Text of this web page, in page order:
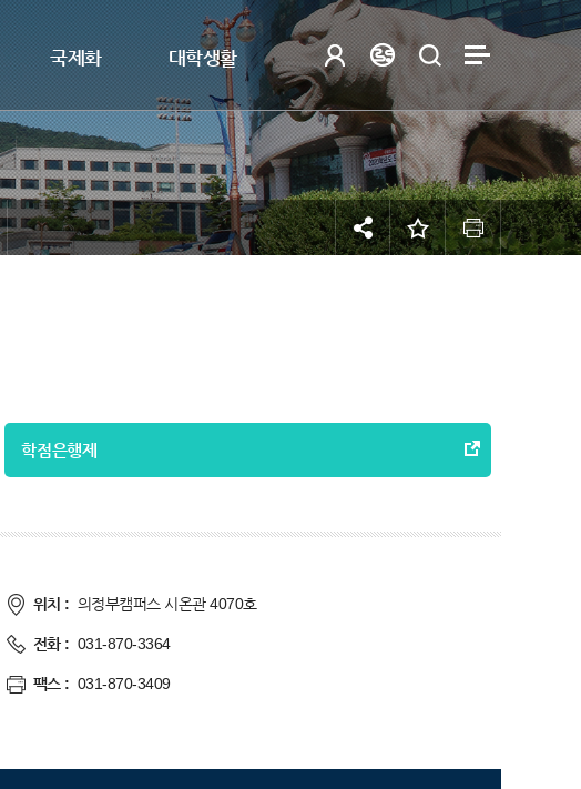
국제화 대학생활
학점은행제
위치 : 의정부캠퍼스 시온관 4070호
전화 : 031-870-3364
팩스 : 031-870-3409